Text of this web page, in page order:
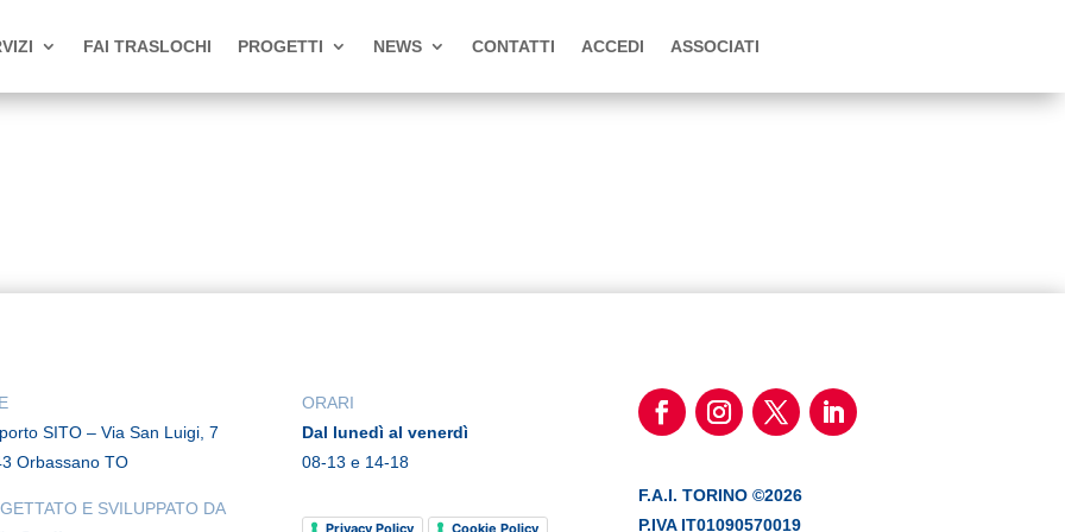
FAI TRASLOCHI PROGETTI NEWS CONTATTI ACCEDI ASSOCIATI
SITO – Via San Luigi, 7
Orbassano TO
E SVILUPPATO DA
ORARI
Dal lunedì al venerdì
08-13 e 14-18
Privacy Policy Cookie Policy
F.A.I. TORINO ©2026
P.IVA IT01090570019